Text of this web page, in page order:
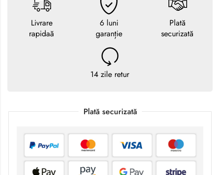
Livrare
rapidaă
6 luni
garanție
Plată
securizată
14 zile retur
Plată securizată